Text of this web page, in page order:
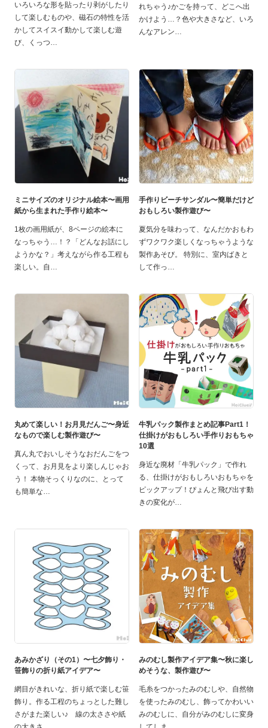
いろいろな形を貼ったり剥がしたり
して楽しむものや、磁石の特性を活
かしてスイスイ動かして楽しむ遊
び、くっつ
れちゃう♪かごを持って、どこへ出
かけよう…？色や大きさなど、いろ
んなアレン
ミニサイズのオリジナル絵本〜画用
紙から生まれた手作り絵本〜
1枚の画用紙が、8ページの絵本に
なっちゃう…！？「どんなお話にし
ようかな？」考えながら作る工程も
楽しい。自
手作りビーチサンダル〜簡単だけど
おもしろい製作遊び〜
夏気分を味わって、なんだかおもわ
ずワクワク楽しくなっちゃうような
製作あそび。 特別に、室内ばきと
して作っ
丸めて楽しい！お月見だんご〜身近
なもので楽しむ製作遊び〜
真ん丸でおいしそうなおだんごをつ
くって、お月見をより楽しんじゃお
う！ 本物そっくりなのに、とって
も簡単な
牛乳パック製作まとめ記事Part1！
仕掛けがおもしろい手作りおもちゃ
10選
身近な廃材「牛乳パック」で作れ
る、仕掛けがおもしろいおもちゃを
ピックアップ！ぴょんと飛び出す動
きの変化が
あみかざり（その1）〜七夕飾り・
笹飾りの折り紙アイデア〜
網目がきれいな、折り紙で楽しむ笹
飾り。作る工程のちょっとした難し
さがまた楽しい♪ 線の太ささや紙
みのむし製作アイデア集〜秋に楽し
めそうな、製作遊び〜
毛糸をつかったみのむしや、自然物
を使ったみのむし、飾ってかわいい
みのむしに、自分がみのむしに変身